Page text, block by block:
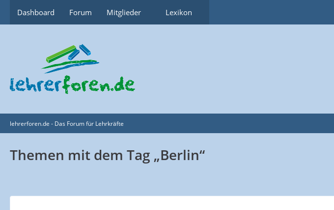
Dashboard Forum Mitglieder Lexikon
lehrerforen.de - Das Forum für Lehrkräfte
Themen mit dem Tag „Berlin“